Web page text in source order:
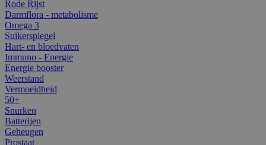
Rode Rijst
Darmflora - metabolisme
Omega 3
Suikerspiegel
Hart- en bloedvaten
Immuno - Energie
Energie booster
Weerstand
Vermoeidheid
50+
Snurken
Batterijen
Geheugen
Prostaat